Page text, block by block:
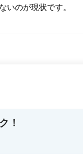
いのが現状です。
！